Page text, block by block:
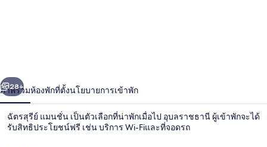
า
ถัดไป
28+
ภาพรวมห้องพักที่ตั้งนโยบายการเข้าพัก
ฉัตรสุรีย์ แมนชั่น เป็นตัวเลือกที่น่าพักเมื่อไป อุบลราชธานี ผู้เข้าพักจะได้
รับสิทธิประโยชน์ฟรี เช่น บริการ Wi-Fiและที่จอดรถ